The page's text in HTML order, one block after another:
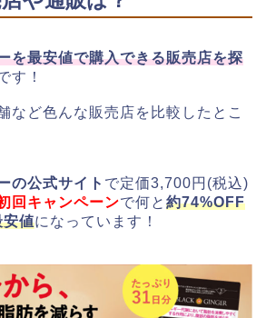
を最安値で購入できる販売店を探
す！
など色んな販売店を比較したとこ
の公式サイト で定価3,700円(税込)
回キャンペーンで何と 約74%OFF
安値になっています！